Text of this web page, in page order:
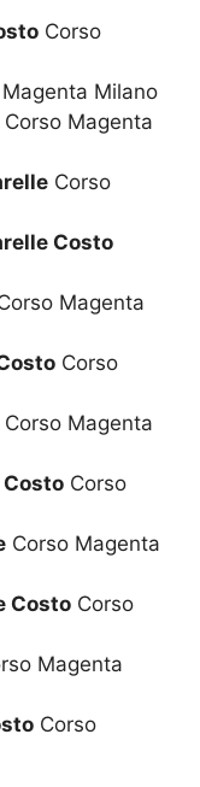
Corso
Milano
Corso Magenta
Corso
Costo
Magenta
Corso
Corso Magenta
Corso
Corso Magenta
Costo Corso
Magenta
Corso